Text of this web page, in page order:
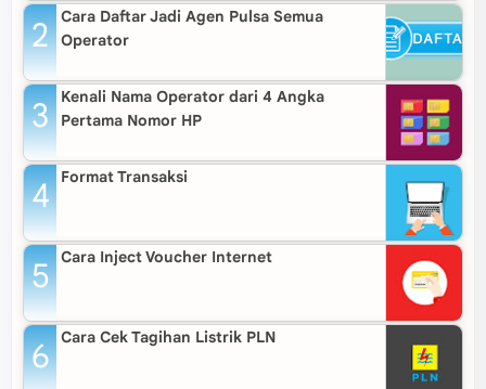
Cara Daftar Jadi Agen Pulsa Semua
Operator
Kenali Nama Operator dari 4 Angka
Pertama Nomor HP
Format Transaksi
Cara Inject Voucher Internet
Cara Cek Tagihan Listrik PLN